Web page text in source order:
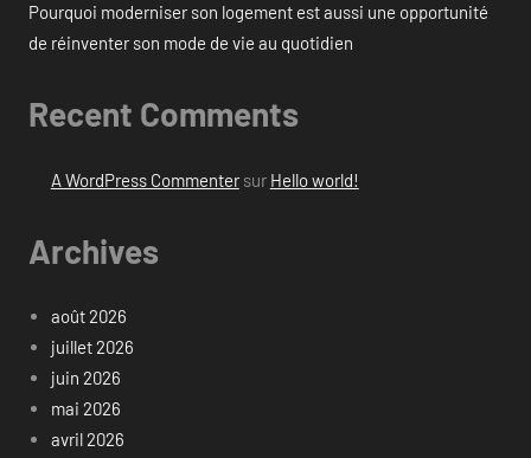
Pourquoi moderniser son logement est aussi une opportunité
de réinventer son mode de vie au quotidien
Recent Comments
A WordPress Commentersur Hello world!
Archives
août 2026
juillet 2026
juin 2026
mai 2026
avril 2026